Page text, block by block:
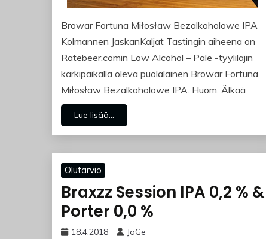
Browar Fortuna Miłosław Bezalkoholowe IPA
Kolmannen JaskanKaljat Tastingin aiheena on
Ratebeer.comin Low Alcohol – Pale -tyylilajin
kärkipaikalla oleva puolalainen Browar Fortuna
Miłosław Bezalkoholowe IPA. Huom. Älkää
Lue lisää...
Olutarvio
Braxzz Session IPA 0,2 % &
Porter 0,0 %
18.4.2018 JaGe